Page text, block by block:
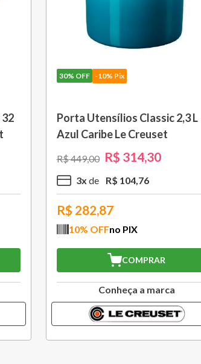
30% OFF -10% Pix
Porta Ovo Roxo Fig Le Creuset
R$79,00 R$55,30
1x R$ 55,30
R$ 49,77
10% OFFno PIX
COMPRAR
Conheça a marca